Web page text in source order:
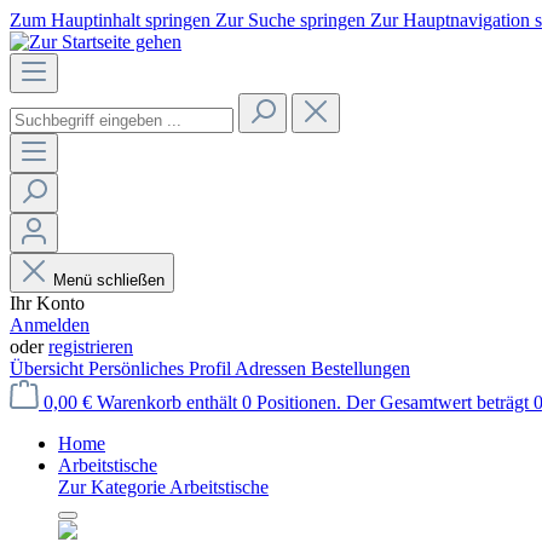
Zum Hauptinhalt springen Zur Suche springen Zur Hauptnavigation
Menü schließen
Ihr Konto
Anmelden
oderregistrieren
Übersicht Persönliches Profil Adressen Bestellungen
0,00 € Warenkorb enthält 0 Positionen. Der Gesamtwert beträgt
Home
Arbeitstische
Zur Kategorie Arbeitstische